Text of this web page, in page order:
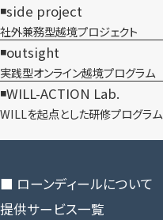
side project
社外兼務型​越境プロジェクト
outsight
実践型オンライン​越境プログラム
WILL-ACTION Lab.
WILLを​起点とした​研修プログラム
■ ローンディールに​ついて
提供サービス一覧